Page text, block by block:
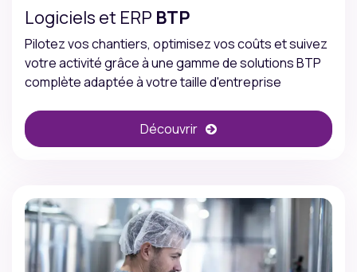
Logiciels et ERP BTP
Pilotez vos chantiers, optimisez vos coûts et suivez
votre activité grâce à une gamme de solutions BTP
complète adaptée à votre taille d'entreprise
Découvrir